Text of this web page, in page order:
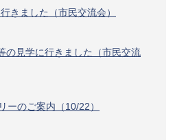
きました（市民交流会）
の見学に行きました（市民交流
ーのご案内（10/22）